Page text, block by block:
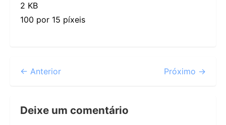
2 KB
100 por 15 píxeis
← Anterior Próximo →
Deixe um comentário